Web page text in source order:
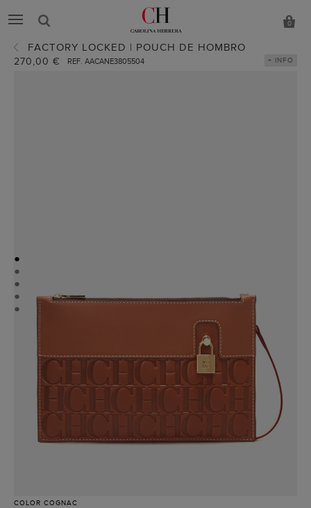
0
FACTORY LOCKED | POUCH DE HOMBRO
270,00 € REF. AACANE3805504 + INFO
●
●
●
●
●
COLOR COGNAC